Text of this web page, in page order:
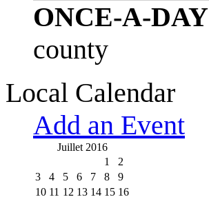
ONCE-A-DAY
county
Local Calendar
Add an Event
Juillet 2016
1
2
3
4 5 6 7 8
9
10 11 12 13 14 15 16